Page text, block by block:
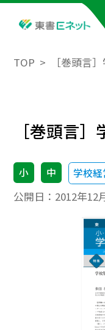
TOP ［巻頭言
［巻頭言
小 中 学校経
公開日： 2012年12